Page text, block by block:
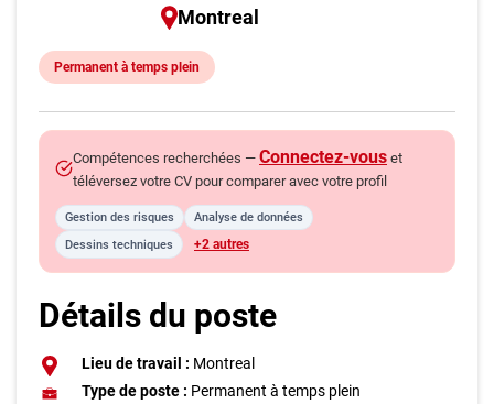
Montreal
Permanent à temps plein
Compétences recherchées — Connectez-vous et
téléversez votre CV pour comparer avec votre profil
Gestion des risques
Analyse de données
Dessins techniques
+2 autres
Détails du poste
Lieu de travail : Montreal
Type de poste : Permanent à temps plein